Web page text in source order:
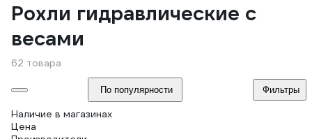
Рохли гидравлические с
весами
62 товара
По популярности Фильтры
Наличие в магазинах
Цена